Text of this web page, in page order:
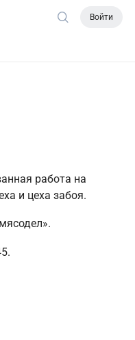
Войти
работа на
и цеха забоя.